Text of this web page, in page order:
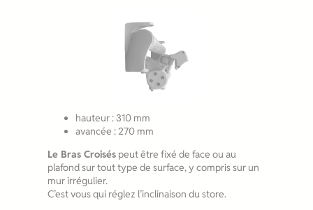
hauteur : 310 mm
avancée : 270 mm
Le Bras Croisés peut être fixé de face ou au
plafond sur tout type de surface, y compris sur un
mur irrégulier.
C’est vous qui réglez l’inclinaison du store.